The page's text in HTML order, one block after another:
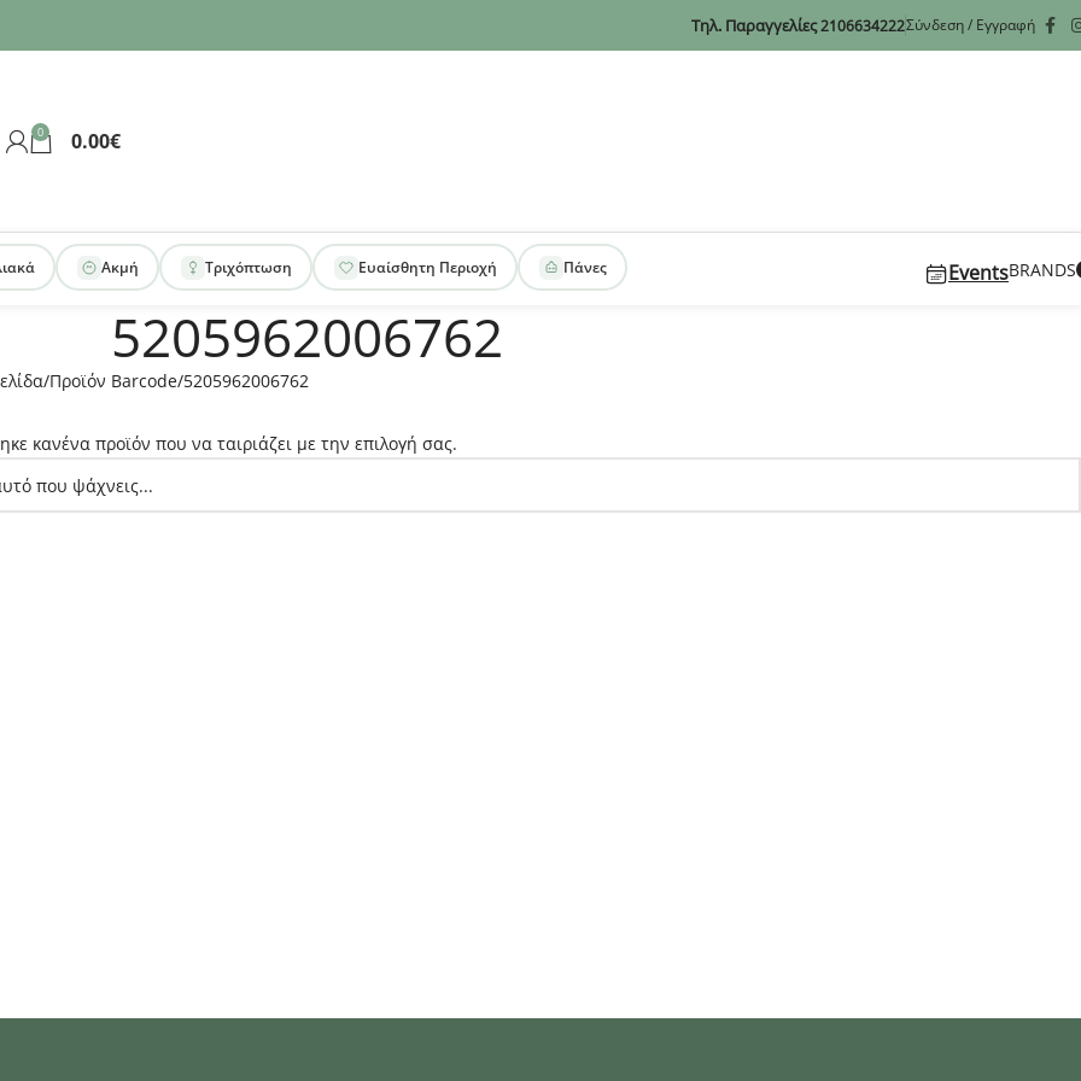
Τηλ. Παραγγελίες2106634222Σύνδεση / Εγγραφή
0 0.00€
Ακμή Τριχόπτωση Ευαίσθητη Περιοχή Πάνες EventsBRANDS
5205962006762
Προϊόν Barcode 5205962006762
κανένα προϊόν που να ταιριάζει με την επιλογή σας.